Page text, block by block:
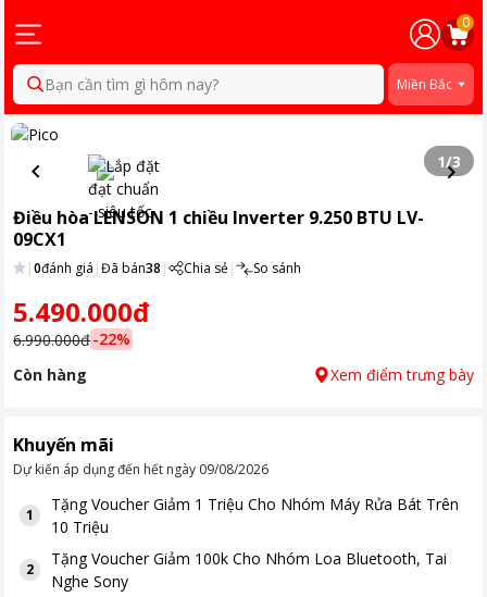
0
Bạn cần tìm gì hôm nay? Miền Bắc
1/3
Điều hòa LENSON 1 chiều Inverter 9.250 BTU LV-
09CX1
|0đánh giá |Đã bán38 | Chia sẻ| So sánh
5.490.000đ
6.990.000đ-22%
Còn hàng
Xem điểm trưng bày
Khuyến mãi
Dự kiến áp dụng đến hết ngày 09/08/2026
1
TặngVoucher Giảm 1 Triệu Cho Nhóm Máy Rửa Bát Trên
10 Triệu
2
TặngVoucher Giảm 100k Cho Nhóm Loa Bluetooth, Tai
Nghe Sony